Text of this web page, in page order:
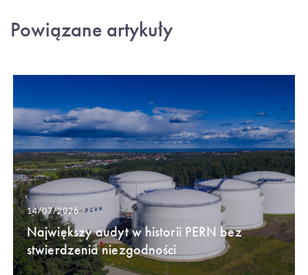
Powiązane artykuły
14/07/2026
Największy audyt w historii PERN bez
stwierdzenia niezgodności